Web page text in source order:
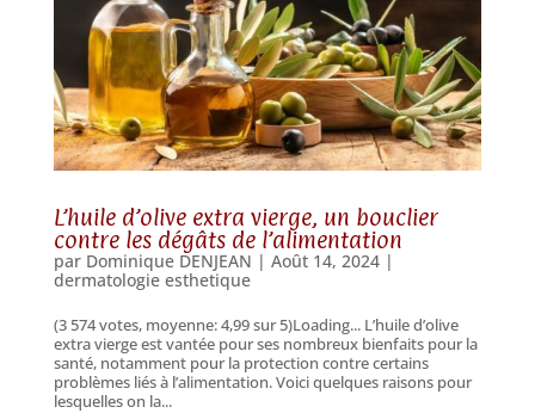
L’huile d’olive extra vierge, un bouclier
contre les dégâts de l’alimentation
par Dominique DENJEAN | Août 14, 2024|
dermatologie esthetique
(3 574 votes, moyenne: 4,99 sur 5)Loading... L’huile d’olive
extra vierge est vantée pour ses nombreux bienfaits pour la
santé, notamment pour la protection contre certains
problèmes liés à l’alimentation. Voici quelques raisons pour
lesquelles on la...